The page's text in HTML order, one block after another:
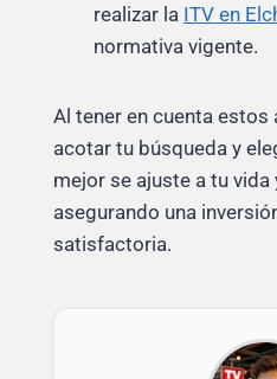
realizar la ITV en
normativa vigente.
Al tener en cuenta
acotar tu búsqueda y
mejor se ajuste a tu
asegurando una
satisfactoria.